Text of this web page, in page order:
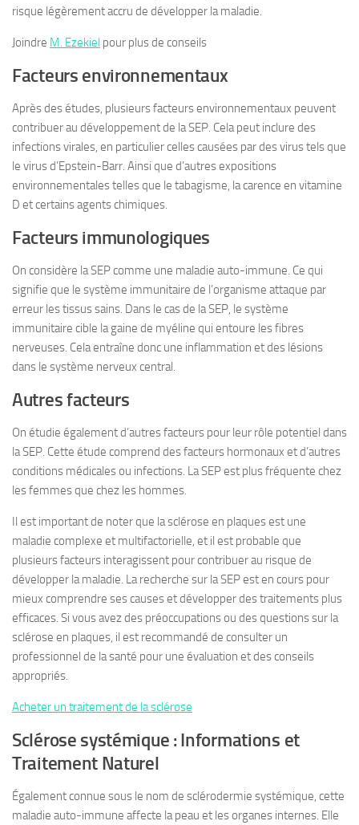
risque légèrement accru de développer la maladie.
Joindre M. Ezekiel pour plus de conseils
Facteurs environnementaux
Après des études, plusieurs facteurs environnementaux peuvent
contribuer au développement de la SEP. Cela peut inclure des
infections virales, en particulier celles causées par des virus tels que
le virus d’Epstein-Barr. Ainsi que d’autres expositions
environnementales telles que le tabagisme, la carence en vitamine
D et certains agents chimiques.
Facteurs immunologiques
On considère la SEP comme une maladie auto-immune. Ce qui
signifie que le système immunitaire de l’organisme attaque par
erreur les tissus sains. Dans le cas de la SEP, le système
immunitaire cible la gaine de myéline qui entoure les fibres
nerveuses. Cela entraîne donc une inflammation et des lésions
dans le système nerveux central.
Autres facteurs
On étudie également d’autres facteurs pour leur rôle potentiel dans
la SEP. Cette étude comprend des facteurs hormonaux et d’autres
conditions médicales ou infections. La SEP est plus fréquente chez
les femmes que chez les hommes.
Il est important de noter que la sclérose en plaques est une
maladie complexe et multifactorielle, et il est probable que
plusieurs facteurs interagissent pour contribuer au risque de
développer la maladie. La recherche sur la SEP est en cours pour
mieux comprendre ses causes et développer des traitements plus
efficaces. Si vous avez des préoccupations ou des questions sur la
sclérose en plaques, il est recommandé de consulter un
professionnel de la santé pour une évaluation et des conseils
appropriés.
Acheter un traitement de la sclérose
Sclérose systémique : Informations et
Traitement Naturel
Également connue sous le nom de sclérodermie systémique, cette
maladie auto-immune affecte la peau et les organes internes. Elle